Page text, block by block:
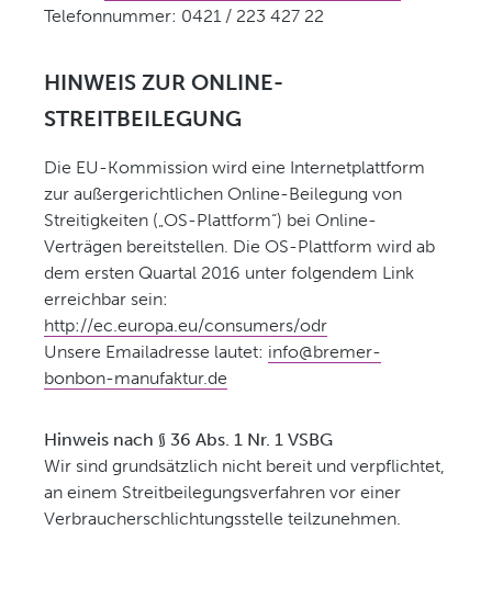
Telefonnummer: 0421 / 223 427 22
HINWEIS ZUR ONLINE-
STREITBEILEGUNG
Die EU-Kommission wird eine Internetplattform
zur außergerichtlichen Online-Beilegung von
Streitigkeiten („OS-Plattform“) bei Online-
Verträgen bereitstellen. Die OS-Plattform wird ab
dem ersten Quartal 2016 unter folgendem Link
erreichbar sein:
http://ec.europa.eu/consumers/odr
Unsere Emailadresse lautet: info@bremer-
bonbon-manufaktur.de
Hinweis nach § 36 Abs. 1 Nr. 1 VSBG
Wir sind grundsätzlich nicht bereit und verpflichtet,
an einem Streitbeilegungsverfahren vor einer
Verbraucherschlichtungsstelle teilzunehmen.